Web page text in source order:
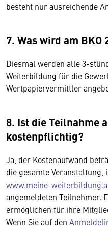
besteht nur ausreichende
7. Was wird am BKO
Diesmal werden alle 3-
Weiterbildung für die
Wertpapiervermittler
8. Ist die Teilnahme
kostenpflichtig?
Ja, der Kostenaufwand
die gesamte
www.meine-
angemeldeten Teilnehmer.
ermöglichen für ihre
Wenn Sie auf den